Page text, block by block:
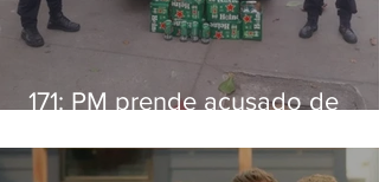
171: PM prende acusado de
Niterói